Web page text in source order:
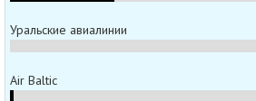
Уральские авиалинии
Air Baltic